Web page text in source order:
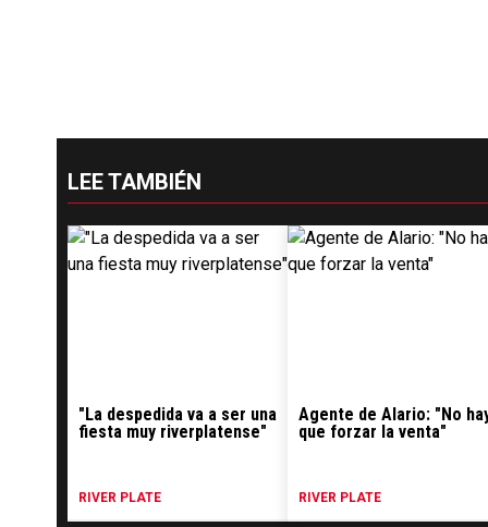
LEE TAMBIÉN
"La despedida va a ser una
fiesta muy riverplatense"
RIVER PLATE
Agente de Alario: "No
que forzar la venta"
RIVER PLATE